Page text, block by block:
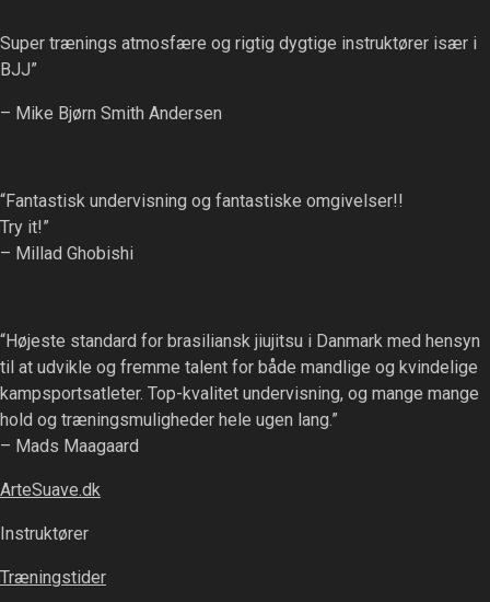
Super trænings atmosfære og rigtig dygtige instruktører især i
BJJ”
– Mike Bjørn Smith Andersen
“Fantastisk undervisning og fantastiske omgivelser!!
Try it!”
– Millad Ghobishi
“Højeste standard for brasiliansk jiujitsu i Danmark med hensyn
til at udvikle og fremme talent for både mandlige og kvindelige
kampsportsatleter. Top-kvalitet undervisning, og mange mange
hold og træningsmuligheder hele ugen lang.”
– Mads Maagaard
ArteSuave.dk
Instruktører
Træningstider